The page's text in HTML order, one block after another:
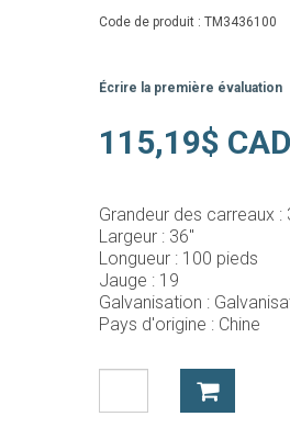
Code de produit : TM3436100
Écrire la première évaluation
115,19$ CAD
Grandeur des carreaux :
Largeur : 36"
Longueur : 100 pieds
Jauge : 19
Galvanisation :
Pays d'origine : Chine